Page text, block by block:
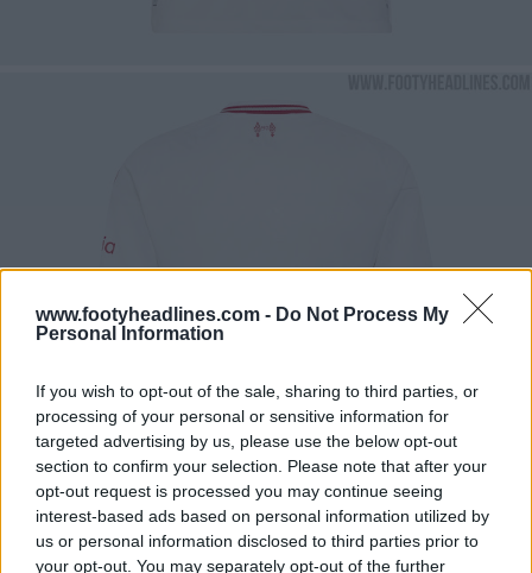
www.footyheadlines.com - Do Not Process My
Personal Information
If you wish to opt-out of the sale, sharing to third parties, or
processing of your personal or sensitive information for
targeted advertising by us, please use the below opt-out
section to confirm your selection. Please note that after your
opt-out request is processed you may continue seeing
interest-based ads based on personal information utilized by
us or personal information disclosed to third parties prior to
your opt-out. You may separately opt-out of the further